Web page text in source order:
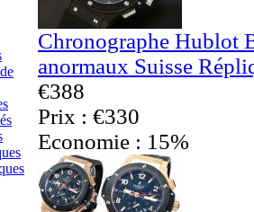
Chronographe Hublot
anormaux Suisse
€388
Prix : €330
Economie : 15%